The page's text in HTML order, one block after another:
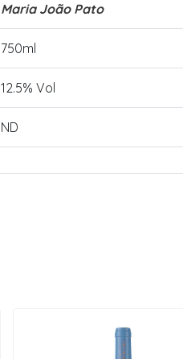
Maria João Pato
750ml
12.5% Vol
ND